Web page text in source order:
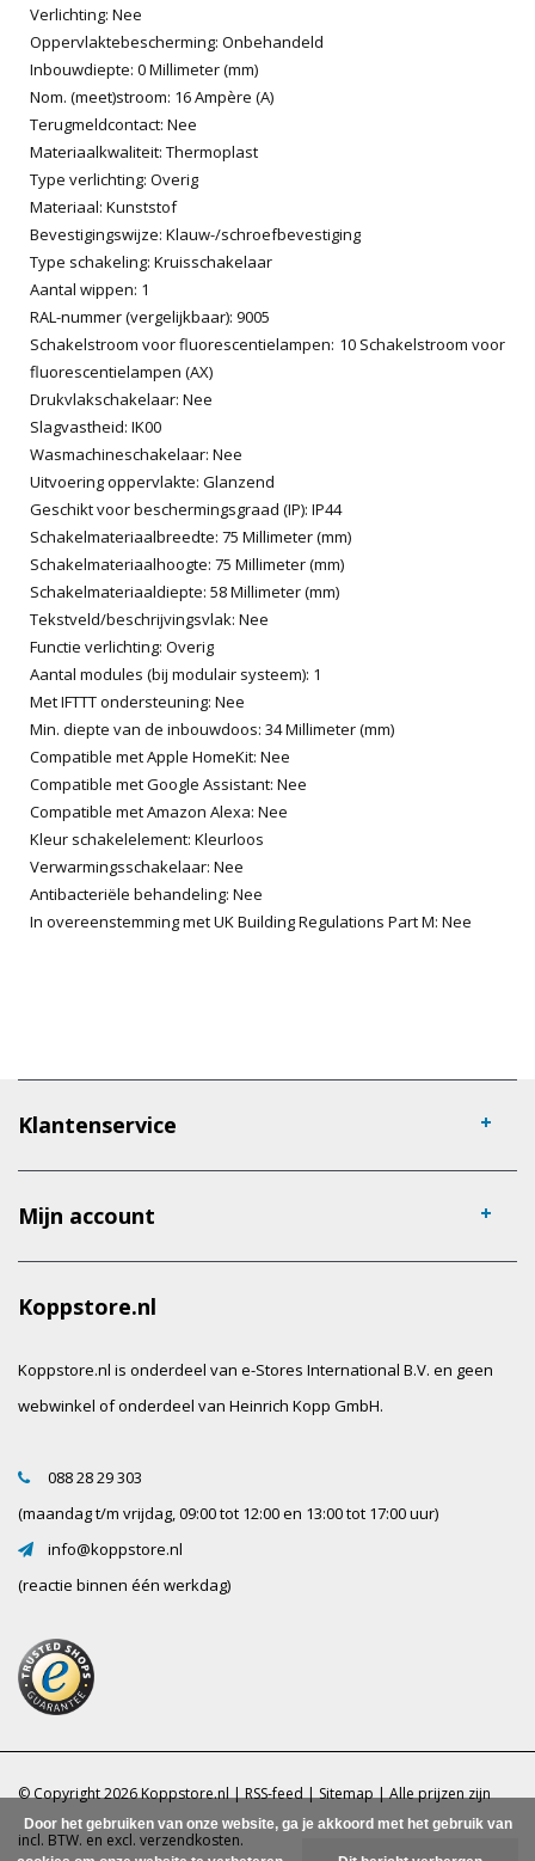
Verlichting: Nee
Oppervlaktebescherming: Onbehandeld
Inbouwdiepte: 0 Millimeter (mm)
Nom. (meet)stroom: 16 Ampère (A)
Terugmeldcontact: Nee
Materiaalkwaliteit: Thermoplast
Type verlichting: Overig
Materiaal: Kunststof
Bevestigingswijze: Klauw-/schroefbevestiging
Type schakeling: Kruisschakelaar
Aantal wippen: 1
RAL-nummer (vergelijkbaar): 9005
Schakelstroom voor fluorescentielampen: 10 Schakelstroom voor
fluorescentielampen (AX)
Drukvlakschakelaar: Nee
Slagvastheid: IK00
Wasmachineschakelaar: Nee
Uitvoering oppervlakte: Glanzend
Geschikt voor beschermingsgraad (IP): IP44
Schakelmateriaalbreedte: 75 Millimeter (mm)
Schakelmateriaalhoogte: 75 Millimeter (mm)
Schakelmateriaaldiepte: 58 Millimeter (mm)
Tekstveld/beschrijvingsvlak: Nee
Functie verlichting: Overig
Aantal modules (bij modulair systeem): 1
Met IFTTT ondersteuning: Nee
Min. diepte van de inbouwdoos: 34 Millimeter (mm)
Compatible met Apple HomeKit: Nee
Compatible met Google Assistant: Nee
Compatible met Amazon Alexa: Nee
Kleur schakelelement: Kleurloos
Verwarmingsschakelaar: Nee
Antibacteriële behandeling: Nee
In overeenstemming met UK Building Regulations Part M: Nee
Klantenservice
Mijn account
Koppstore.nl
Koppstore.nl is onderdeel van e-Stores International B.V. en geen
webwinkel of onderdeel van Heinrich Kopp GmbH.
088 28 29 303
(maandag t/m vrijdag, 09:00 tot 12:00 en 13:00 tot 17:00 uur)
info@koppstore.nl
(reactie binnen één werkdag)
© Copyright 2026 Koppstore.nl |RSS-feed|Sitemap| Alle prijzen zijn
incl. BTW. en excl. verzendkosten.
Door het gebruiken van onze website, ga je akkoord met het gebruik van